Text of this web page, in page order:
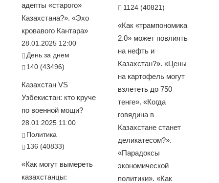
адепты «старого»
Казахстана?». «Эхо
кровавого Кантара»
28.01.2025 12:00
День за днем
140 (43496)
Казахстан VS
Узбекистан: кто круче
по военной мощи?
28.01.2025 11:00
Политика
136 (40833)
«Как могут вымереть
казахстанцы:
1124 (40821)
«Как «трампономика
2.0» может повлиять
на нефть и
Казахстан?». «Цены
на картофель могут
взлететь до 750
тенге». «Когда
говядина в
Казахстане станет
деликатесом?».
«Парадоксы
экономической
политики». «Как